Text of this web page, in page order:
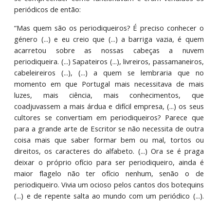
periódicos de então:
“Mas quem são os periodiqueiros? É preciso conhecer o
género (...) e eu creio que (...) a barriga vazia, é quem
acarretou sobre as nossas cabeças a nuvem
periodiqueira. (...) Sapateiros (...), livreiros, passamaneiros,
cabeleireiros (...), (...) a quem se lembraria que no
momento em que Portugal mais necessitava de mais
luzes, mais ciência, mais conhecimentos, que
coadjuvassem a mais árdua e difícil empresa, (...) os seus
cultores se convertiam em periodiqueiros? Parece que
para a grande arte de Escritor se não necessita de outra
coisa mais que saber formar bem ou mal, tortos ou
direitos, os caracteres do alfabeto. (...) Ora se é praga
deixar o próprio ofício para ser periodiqueiro, ainda é
maior flagelo não ter ofício nenhum, senão o de
periodiqueiro. Vivia um ocioso pelos cantos dos botequins
(...) e de repente salta ao mundo com um periódico (...).